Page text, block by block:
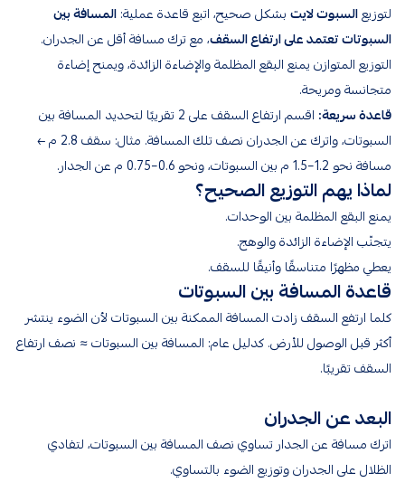
لتوزيعالسبوت لايتبشكل صحيح، اتبع قاعدة عملية:المسافة بين
السبوتات تعتمد على ارتفاع السقف، مع ترك مسافة أقل عن الجدران.
التوزيع المتوازن يمنع البقع المظلمة والإضاءة الزائدة، ويمنح إضاءة
متجانسة ومريحة.
قاعدة سريعة:
اقسم ارتفاع السقف على 2 تقريبًا لتحديد المسافة بين
السبوتات، واترك عن الجدران نصف تلك المسافة. مثال: سقف 2.8 م ←
مسافة نحو 1.2–1.5 م بين السبوتات، ونحو 0.6–0.75 م عن الجدار.
لماذا يهم التوزيع الصحيح؟
يمنع البقع المظلمة بين الوحدات.
يتجنّب الإضاءة الزائدة والوهج.
يعطي مظهرًا متناسقًا وأنيقًا للسقف.
قاعدة المسافة بين السبوتات
كلما ارتفع السقف زادت المسافة الممكنة بين السبوتات لأن الضوء ينتشر
أكثر قبل الوصول للأرض. كدليل عام: المسافة بين السبوتات ≈ نصف ارتفاع
السقف تقريبًا.
البعد عن الجدران
اترك مسافة عن الجدار تساوي نصف المسافة بين السبوتات، لتفادي
الظلال على الجدران وتوزيع الضوء بالتساوي.